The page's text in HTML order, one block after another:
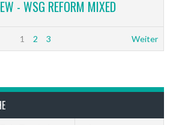
- WSG REFORM MIXED
1 2 3 Weiter